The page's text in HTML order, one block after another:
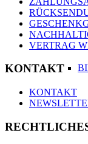
VERTRAG
KONTAKT
KONTAKT